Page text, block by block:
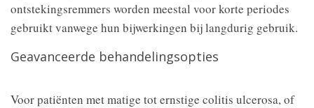
ontstekingsremmers worden meestal voor korte periodes
gebruikt vanwege hun bijwerkingen bij langdurig gebruik.
Geavanceerde behandelingsopties
Voor patiënten met matige tot ernstige colitis ulcerosa, of